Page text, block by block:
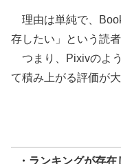
理由は単純で、
存したい」という読
つまり、Pixivのよ
て積み上がる評価が
・ランキングが存